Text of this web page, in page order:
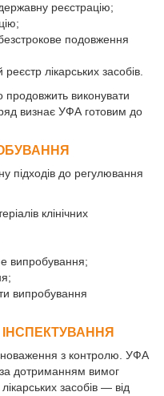
реєстрацію;
подовження
лікарських засобів.
виконувати
визнає УФА готовим до
підходів до регулювання
клінічних
випробування;
випробування
з контролю. УФА
дотриманням вимог
засобів — від